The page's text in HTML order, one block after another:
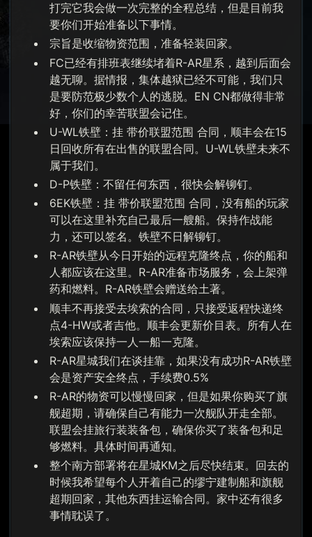
打完它我会做一次完整的全程总结，但是目前我
要你们开始准备以下事情。
宗旨是收缩物资范围，准备轻装回家。
FC已经有排班表继续堵着R-AR星系，越到后面会
越无聊。据情报，集体越狱已经不可能，我们只
是要防范极少数个人的逃脱。EN CN都做得非常
好，你们的幸苦联盟会记住。
U-WL铁壁：挂 带价联盟范围 合同，顺丰会在15
日回收所有在出售的联盟合同。U-WL铁壁未来不
属于我们。
D-P铁壁：不留任何东西，很快会解铆钉。
6EK铁壁：挂 带价联盟范围 合同，没有船的玩家
可以在这里补充自己最后一艘船。保持作战能
力，还可以签名。铁壁不日解铆钉。
R-AR铁壁从今日开始的远程克隆终点，你的船和
人都应该在这里。R-AR准备市场服务，会上架弹
药和燃料。R-AR铁壁会赠送给土著。
顺丰不再接受去埃索的合同，只接受返程快递终
点4-HW或者吉他。顺丰会更新价目表。所有人在
埃索应该保持一人一船一克隆。
R-AR星城我们在谈挂靠，如果没有成功R-AR铁壁
会是资产安全终点，手续费0.5%
R-AR的物资可以慢慢回家，但是如果你购买了旗
舰超期，请确保自己有能力一次舰队开走全部。
联盟会挂旅行装装备包，确保你买了装备包和足
够燃料。具体时间再通知。
整个南方部署将在星城KM之后尽快结束。回去的
时候我希望每个人开着自己的缪宁建制船和旗舰
超期回家，其他东西挂运输合同。家中还有很多
事情耽误了。